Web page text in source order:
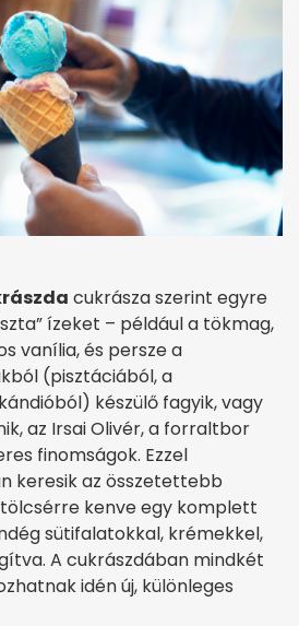
cukrásza szerint egyre
ízeket – például a tökmag,
vanília, és persze a
(pisztáciából, a
készülő fagyik, vagy
az Irsai Olivér, a forraltbor
finomságok. Ezzel
keresik az összetettebb
kenve egy komplett
sütifalatokkal, krémekkel,
A cukrászdában mindkét
idén új, különleges